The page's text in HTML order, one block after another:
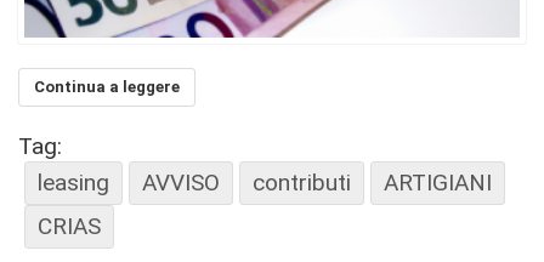
Continua a leggere
Tag:
leasing
AVVISO contributi
ARTIGIANI
CRIAS